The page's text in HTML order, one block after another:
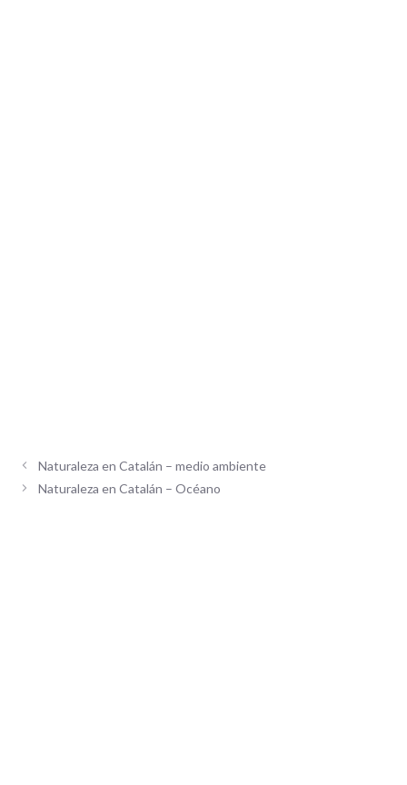
Naturaleza en Catalán – medio ambiente
Naturaleza en Catalán – Océano